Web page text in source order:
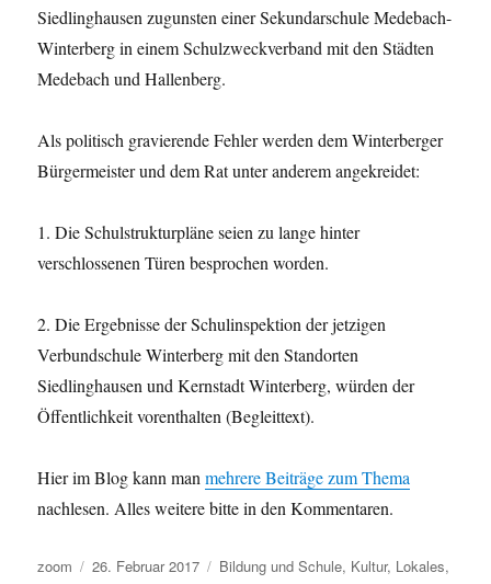
Siedlinghausen zugunsten einer Sekundarschule Medebach-
Winterberg in einem Schulzweckverband mit den Städten
Medebach und Hallenberg.
Als politisch gravierende Fehler werden dem Winterberger
Bürgermeister und dem Rat unter anderem angekreidet:
1. Die Schulstrukturpläne seien zu lange hinter
verschlossenen Türen besprochen worden.
2. Die Ergebnisse der Schulinspektion der jetzigen
Verbundschule Winterberg mit den Standorten
Siedlinghausen und Kernstadt Winterberg, würden der
Öffentlichkeit vorenthalten (Begleittext).
Hier im Blog kann manmehrere Beiträge zum Thema
nachlesen. Alles weitere bitte in den Kommentaren.
Autor
zoom
Veröffentlicht
26. Februar 2017 Kategorien
Bildung und Schule, Kultur, Lokales,